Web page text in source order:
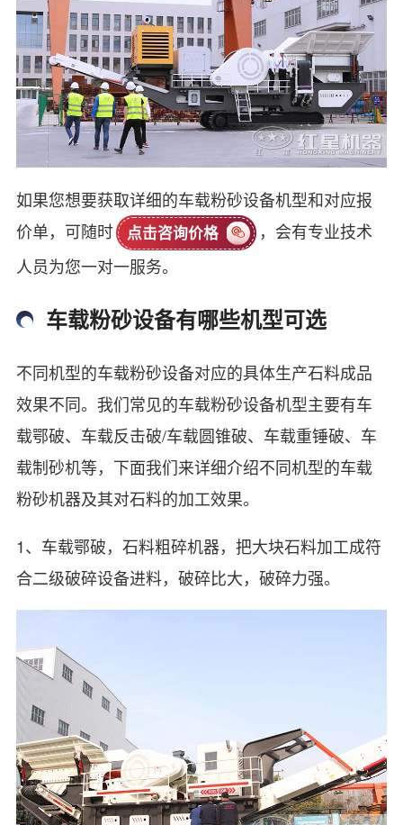
如果您想要获取详细的车载粉砂设备机型和对应报
价单，可随时
点击咨询价格
，会有专业技术
人员为您一对一服务。
车载粉砂设备有哪些机型可选
不同机型的车载粉砂设备对应的具体生产石料成品
效果不同。我们常见的车载粉砂设备机型主要有车
载鄂破、车载反击破/车载圆锥破、车载重锤破、车
载制砂机等，下面我们来详细介绍不同机型的车载
粉砂机器及其对石料的加工效果。
1、车载鄂破，石料粗碎机器，把大块石料加工成符
合二级破碎设备进料，破碎比大，破碎力强。